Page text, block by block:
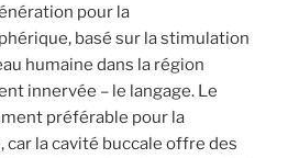
pour la
basé sur la stimulation
humaine dans la région
innervée – le langage. Le
préférable pour la
la cavité buccale offre des